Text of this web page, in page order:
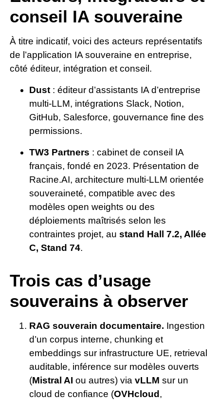
conseil IA souveraine
À titre indicatif, voici des acteurs représentatifs
de l’application IA souveraine en entreprise,
côté éditeur, intégration et conseil.
Dust : éditeur d’assistants IA d’entreprise
multi-LLM, intégrations Slack, Notion,
GitHub, Salesforce, gouvernance fine des
permissions.
TW3 Partners : cabinet de conseil IA
français, fondé en 2023. Présentation de
Racine.AI, architecture multi-LLM orientée
souveraineté, compatible avec des
modèles open weights ou des
déploiements maîtrisés selon les
contraintes projet, au stand Hall 7.2, Allée
C, Stand 74.
Trois cas d’usage
souverains à observer
RAG souverain documentaire. Ingestion
d’un corpus interne, chunking et
embeddings sur infrastructure UE, retrieval
auditable, inférence sur modèles ouverts
(Mistral AI ou autres) via vLLM sur un
cloud de confiance (OVHcloud ,